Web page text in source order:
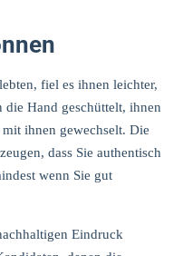
fiel es ihnen leichter,
die Hand geschüttelt, ihnen
ihnen gewechselt. Die
dass Sie authentisch
wenn Sie gut
Eindruck